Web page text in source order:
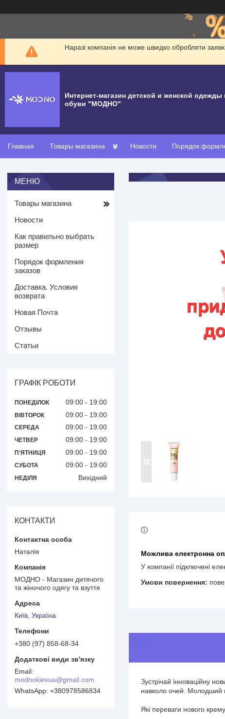
Наразі компанія не може швидко обробляти
Интернет-магазин детской и женской одежды
обуви "МОДНО"
Главная Товары магазина Новости Порядок
У компанії підключені
Зустрічай інноваційну
навколо очей. Молодший
Які переваги нового
Товары магазина
Новости
Как правильно выбрать
размер
Порядок формления
заказов
Доставка. Условия
возврата
Новая Почта
Отзывы
Статьи
ГРАФІК РОБОТИ
ПОНЕДІЛОК 09:00 19:00
ВІВТОРОК 09:00 19:00
СЕРЕДА 09:00 19:00
ЧЕТВЕР 09:00 19:00
ПʼЯТНИЦЯ 09:00 19:00
СУБОТА 09:00 19:00
НЕДІЛЯ Вихідний
КОНТАКТИ
Наталія
МОДНО - Магазин дитячого
та жіночого одягу та взуття
Київ, Україна
+380 (97) 858-68-34
modnokievua@gmail.com
+380978586834